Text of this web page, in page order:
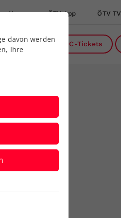
News ÖTV App ÖTV TV
FAQ DC-Tickets
davon werden
Ihre
der